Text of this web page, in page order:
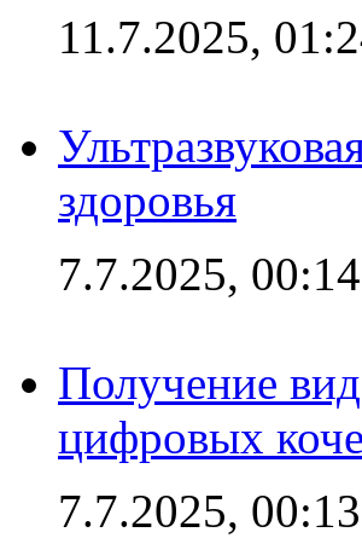
11.7.2025,
здоровья
7.7.2025, 00:14
Получение
цифровых
7.7.2025, 00:13